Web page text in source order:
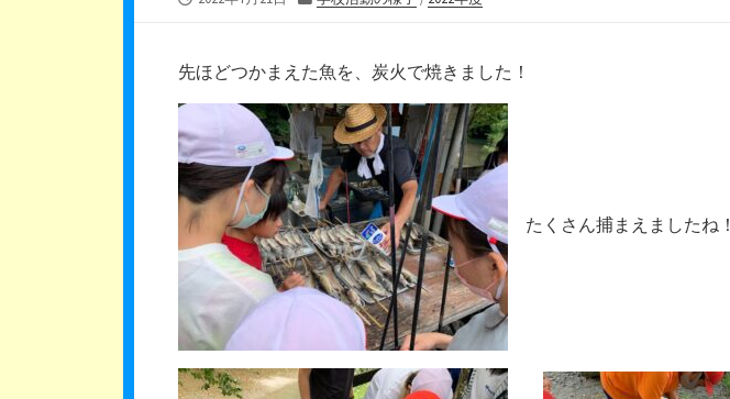
リ
ー
先ほどつかまえた魚を、炭火で焼きました！
たくさん捕まえましたね！